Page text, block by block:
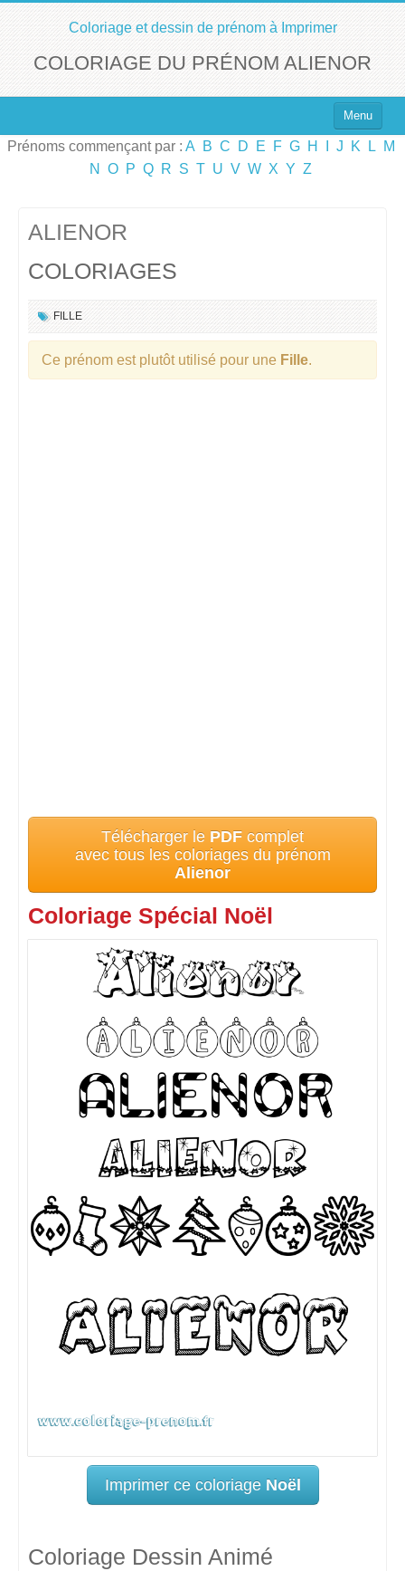
Coloriage et dessin de prénom à Imprimer
COLORIAGE DU PRÉNOM ALIENOR
Menu
Top 100 des Prénoms
Prénoms commençant par : A B C D E F G H J K L
M
N
O P Q R S T U V W X Y Z
ALIENOR
COLORIAGES
FILLE
Ce prénom est plutôt utilisé pour une Fille.
Télécharger le PDF complet
avec tous les coloriages du prénom
Alienor
Coloriage Spécial Noël
Imprimer ce coloriage Noël
Coloriage Dessin Animé